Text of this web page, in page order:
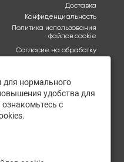
Доставка
Конфиденциальность
Политика использования
файлов cookie
Согласие на обработку
персональных данных
обработки персональных
Ежедневно с 09:00 до
для нормального
удобства для
с